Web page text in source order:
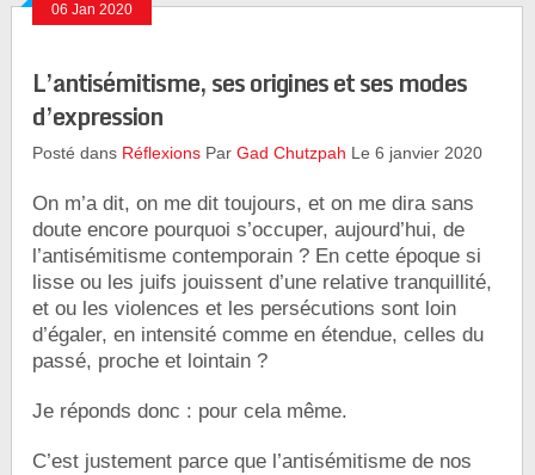
06 Jan 2020
L’antisémitisme, ses origines et ses modes
d’expression
Posté dans Réflexions ParGad Chutzpah Le 6 janvier 2020
On m’a dit, on me dit toujours, et on me dira sans
doute encore pourquoi s’occuper, aujourd’hui, de
l’antisémitisme contemporain ? En cette époque si
lisse ou les juifs jouissent d’une relative tranquillité,
et ou les violences et les persécutions sont loin
d’égaler, en intensité comme en étendue, celles du
passé, proche et lointain ?
Je réponds donc : pour cela même.
C’est justement parce que l’antisémitisme de nos